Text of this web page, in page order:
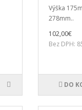
Výška
278mm..
102,00€
Bez DPH:
DO